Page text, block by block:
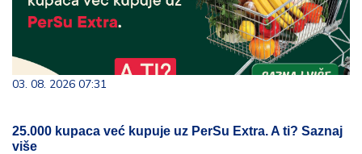
03. 08. 2026 07:31
25.000 kupaca već kupuje uz PerSu Extra. A ti? Saznaj
više